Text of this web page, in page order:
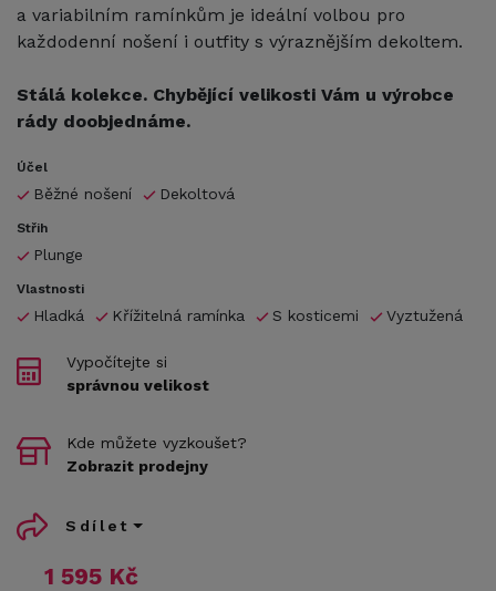
a variabilním ramínkům je ideální volbou pro
každodenní nošení i outfity s výraznějším dekoltem.
Stálá kolekce. Chybějící velikosti Vám u výrobce
rády doobjednáme.
Účel
Běžné nošení Dekoltová
Střih
Plunge
Vlastnosti
Hladká Křížitelná ramínka S kosticemi Vyztužená
1 595 Kč
Vypočítejte si
správnou velikost
Kde můžete vyzkoušet?
Zobrazit prodejny
Sdílet